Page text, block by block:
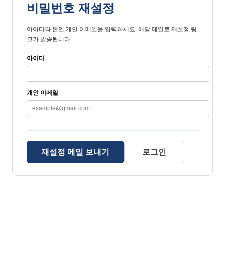
비밀번호 재설정
아이디와 본인 개인 이메일을 입력하세요. 해당 메일로 재설정 링
크가 발송됩니다.
아이디
개인 이메일
재설정 메일 보내기 로그인